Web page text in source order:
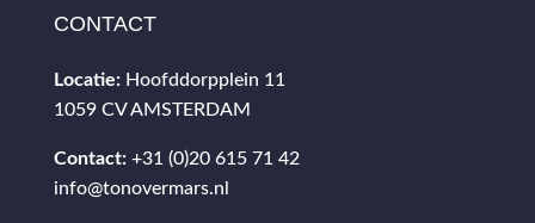
CONTACT
Locatie: Hoofddorpplein 11
1059 CV AMSTERDAM
Contact: +31 (0)20 615 71 42
info@tonovermars.nl